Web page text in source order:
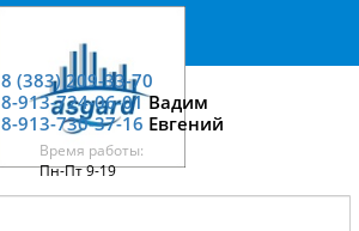
8 (383) 209-33-70
8-913-724-06-01Вадим
8-913-730-37-16 Евгений
Время работы:
Пн-Пт 9-19